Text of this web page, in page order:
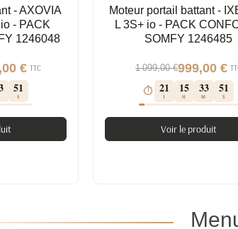
- AXOVIA
- PACK
1246048
€ TTC
50
S
Moteur portail battant -
L 3S+ io - PACK
SOMFY 1246485
1 099,00 €999,00 €
⏱ 21
J
15
H
33
M
50
S
Voir le produit